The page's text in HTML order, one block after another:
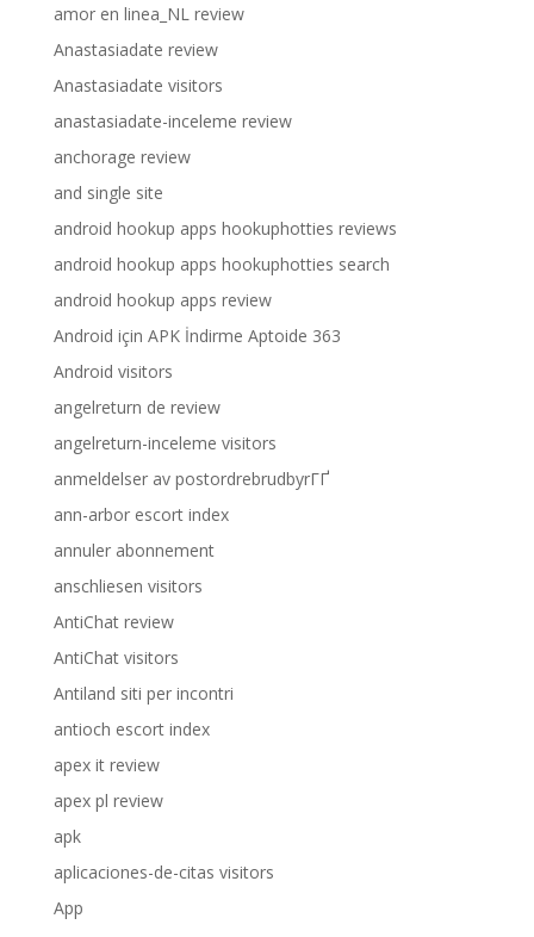
amor en linea_NL review
Anastasiadate review
Anastasiadate visitors
anastasiadate-inceleme review
anchorage review
and single site
android hookup apps hookuphotties reviews
android hookup apps hookuphotties search
android hookup apps review
Android için APK İndirme Aptoide 363
Android visitors
angelreturn de review
angelreturn-inceleme visitors
anmeldelser av postordrebrudbyrГҐ
ann-arbor escort index
annuler abonnement
anschliesen visitors
AntiChat review
AntiChat visitors
Antiland siti per incontri
antioch escort index
apex it review
apex pl review
apk
aplicaciones-de-citas visitors
App